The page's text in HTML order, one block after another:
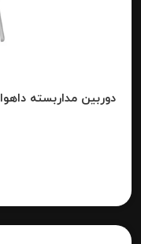
دوربین مداربسته داهوا DH-SD-H2C-0400B